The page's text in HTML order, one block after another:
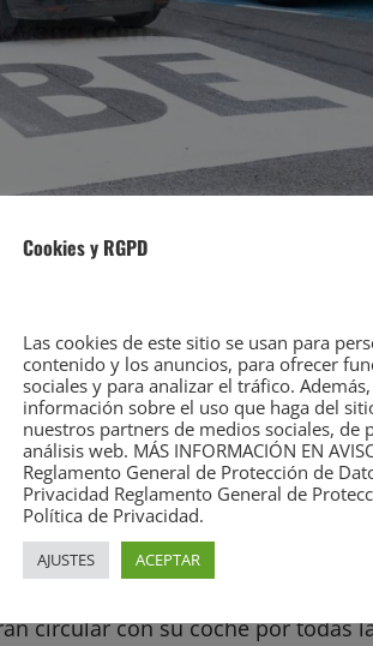
habían pedido al Ayuntamiento
activa durante las
la esquina y harán que la ciudad
incluso del resto de España.
Tazón ha enviado un audio a las
las fechas de las fiestas
ya que «estaba previsto en la
circular con su coche por todas
Cookies y RGPD
Las cookies de este sitio se usan para
contenido y los anuncios, para ofrecer
sociales y para analizar el tráfico.
información sobre el uso que haga del
nuestros partners de medios sociales, de
análisis web. MÁS INFORMACIÓN EN
Reglamento General de Protección de
Privacidad Reglamento General de
Política de Privacidad.
AJUSTES ACEPTAR